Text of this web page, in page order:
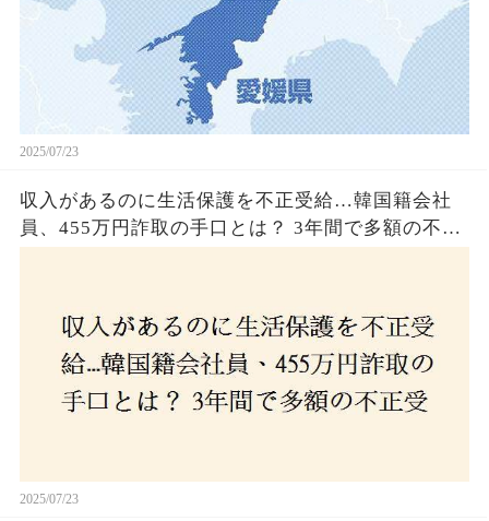
2025/07/23
収入があるのに生活保護を不正受給…韓国籍会社
員、455万円詐取の手口とは？ 3年間で多額の不正
2025/07/23